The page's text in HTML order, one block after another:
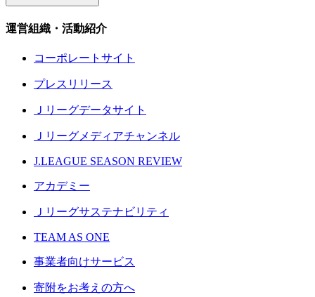
運営組織・活動紹介
コーポレートサイト
プレスリリース
Ｊリーグデータサイト
Ｊリーグメディアチャンネル
J.LEAGUE SEASON REVIEW
アカデミー
Ｊリーグサステナビリティ
TEAM AS ONE
事業者向けサービス
寄附をお考えの方へ